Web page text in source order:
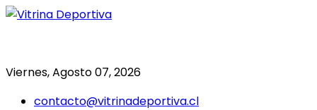
Saltar
Viernes, Agosto 07, 2026
contacto@vitrinadeportiva.cl